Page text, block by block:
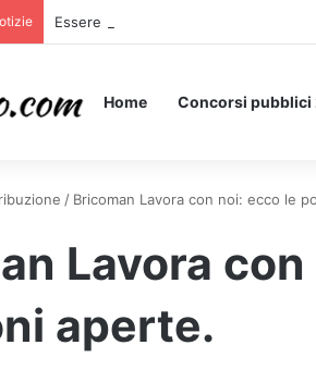
Essere Pagati per Stare a Letto: ecco
Home Concorsi pubblici
/ Bricoman Lavora con noi: ecco le
Lavora
aperte.